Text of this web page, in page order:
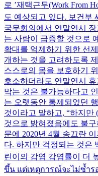
로 ’재택근무(Work From
도 예상되고 있다. 보건부
국무회의에서 연말연시
는 사람이 급증할 것으로
확대를 억제하기 위한 선
개하는 것을 고려하도록
스스로의 몸을 보호하기
호소하더라도 연말연시
막는 것은 불가능하다고
는 오랫동안 통제되었던
것이라고 말하고, “하지만
것으로 밝혀졌음에도 불
문에 2020년 4월 송끄란
다. 하지만 걱정되는 것은
린이의 감염 감염률이 더
ขึ้น แต่เหตุการณ์จะไม่ซ้ำร